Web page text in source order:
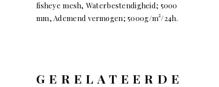
fisheye mesh, Waterbestendigheid; 5000
mm, Ademend vermogen; 5000g/m2/24h.
GERELATEERDE